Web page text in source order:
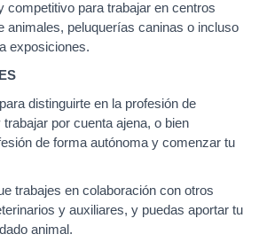
competitivo para trabajar en centros
animales, peluquerías caninas o incluso
exposiciones.
distinguirte en la profesión de
por cuenta ajena, o bien
de forma autónoma y comenzar tu
trabajes en colaboración con otros
y auxiliares, y puedas aportar tu
animal.